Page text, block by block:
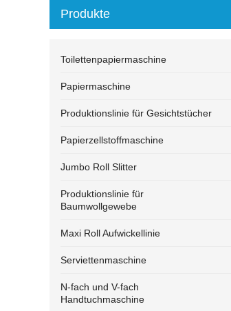
Produkte
Toilettenpapiermaschine
Papiermaschine
Produktionslinie für Gesichtstücher
Papierzellstoffmaschine
Jumbo Roll Slitter
Produktionslinie für
Baumwollgewebe
Maxi Roll Aufwickellinie
Serviettenmaschine
N-fach und V-fach
Handtuchmaschine